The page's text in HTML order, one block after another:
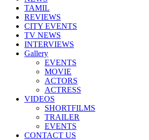
TAMIL
REVIEWS
CITY EVENTS
TV NEWS
INTERVIEWS
Gallery
EVENTS
MOVIE
ACTORS
ACTRESS
VIDEOS
SHORTFILMS
TRAILER
EVENTS
CONTACT US